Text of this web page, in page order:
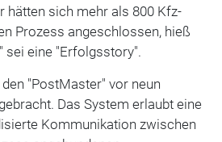
hätten sich mehr als 800 Kfz-
Prozess angeschlossen, hieß
sei eine "Erfolgsstory".
"PostMaster" vor neun
Das System erlaubt eine
Kommunikation zwischen